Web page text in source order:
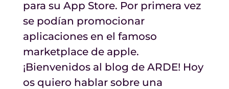
para su App Store. Por primera vez
se podían promocionar
aplicaciones en el famoso
marketplace de apple.
¡Bienvenidos al blog de ARDE! Hoy
os quiero hablar sobre una